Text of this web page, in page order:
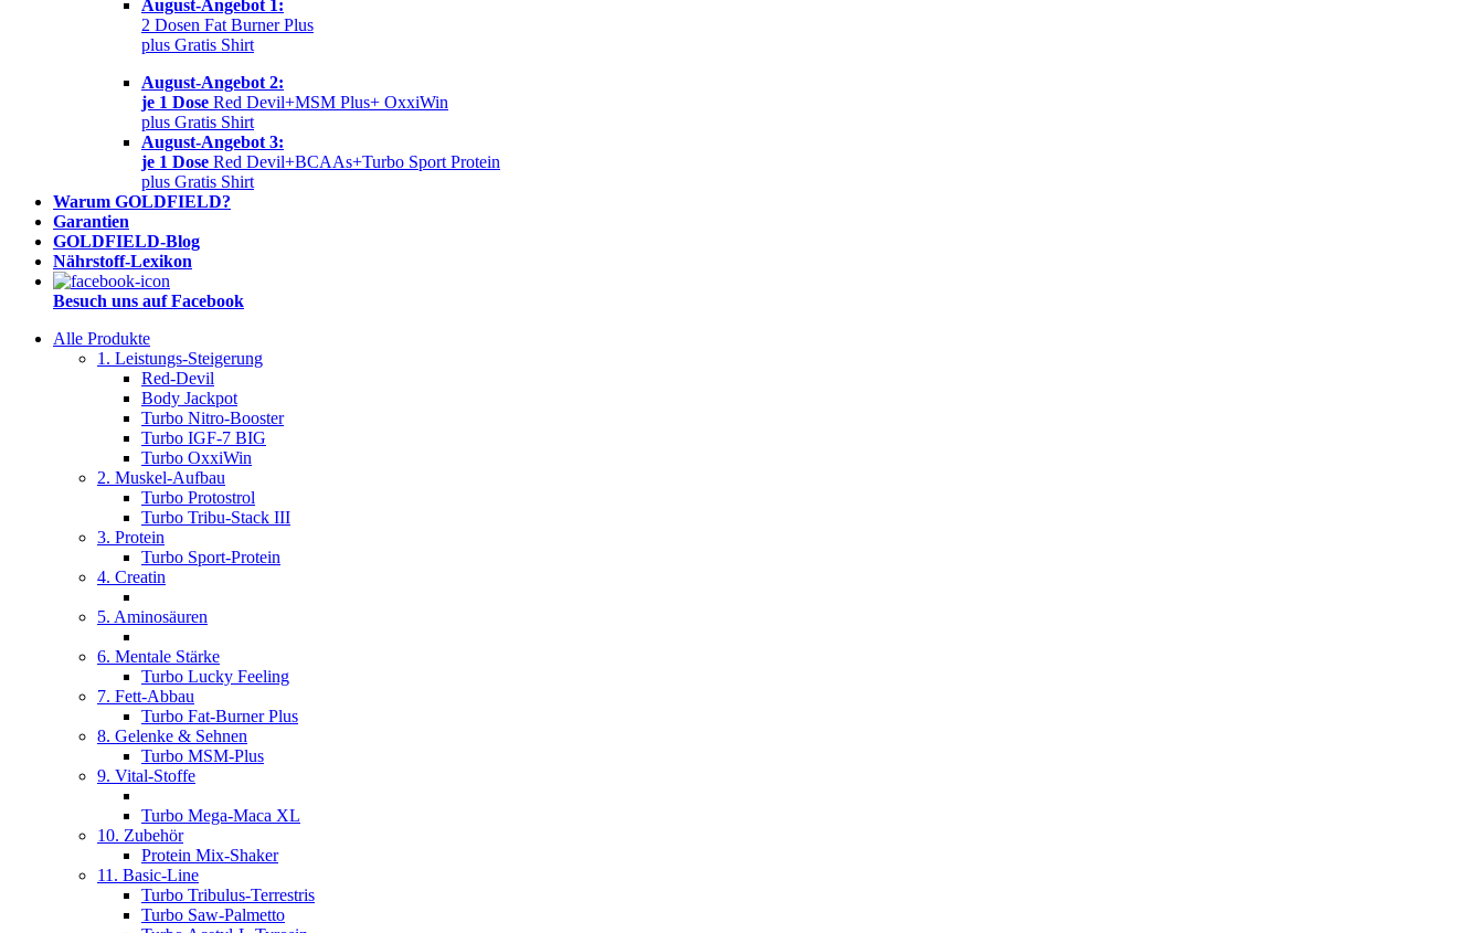
August-Angebot 1:
2 Dosen Fat Burner Plus
plus Gratis Shirt
August-Angebot 2:
je 1 Dose Red Devil+MSM Plus+ OxxiWin
plus Gratis Shirt
August-Angebot 3:
je 1 Dose Red Devil+BCAAs+Turbo Sport Protein
plus Gratis Shirt
Warum GOLDFIELD?
Garantien
GOLDFIELD-Blog
Nährstoff-Lexikon
Besuch uns auf Facebook
Alle Produkte
1. Leistungs-Steigerung
Red-Devil
Body Jackpot
Turbo Nitro-Booster
Turbo IGF-7 BIG
Turbo OxxiWin
2. Muskel-Aufbau
Turbo Protostrol
Turbo Tribu-Stack III
3. Protein
Turbo Sport-Protein
4. Creatin
5. Aminosäuren
6. Mentale Stärke
Turbo Lucky Feeling
7. Fett-Abbau
Turbo Fat-Burner Plus
8. Gelenke & Sehnen
Turbo MSM-Plus
9. Vital-Stoffe
Turbo Mega-Maca XL
10. Zubehör
Protein Mix-Shaker
11. Basic-Line
Turbo Tribulus-Terrestris
Turbo Saw-Palmetto